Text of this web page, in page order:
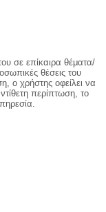
σε επίκαιρα θέματα/
θέσεις του
ο χρήστης οφείλει να
περίπτωση, το